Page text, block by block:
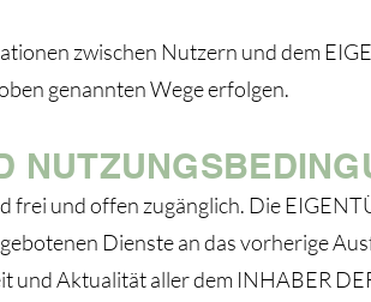
zwischen Nutzern und dem
genannten Wege erfolgen.
frei und offen zugänglich. Die
Dienste an das vorherige
und Aktualität aller dem INHABER